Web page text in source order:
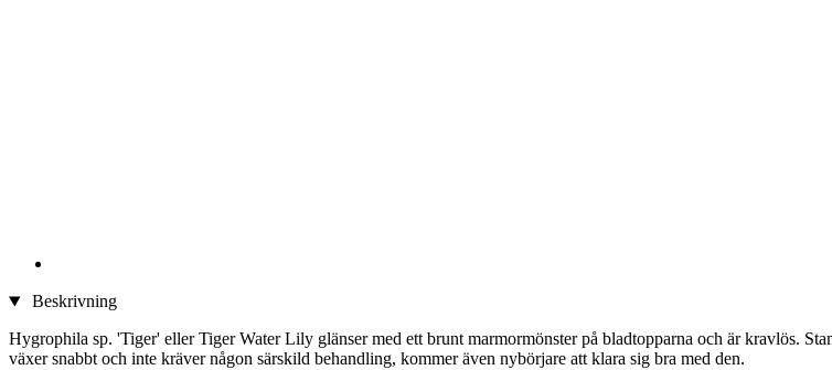
Beskrivning
Hygrophila sp. 'Tiger' eller Tiger Water Lily glänser med ett brunt marmormönster på bladtopparna och är kravlös.
växer snabbt och inte kräver någon särskild behandling, kommer även nybörjare att klara sig bra med den.